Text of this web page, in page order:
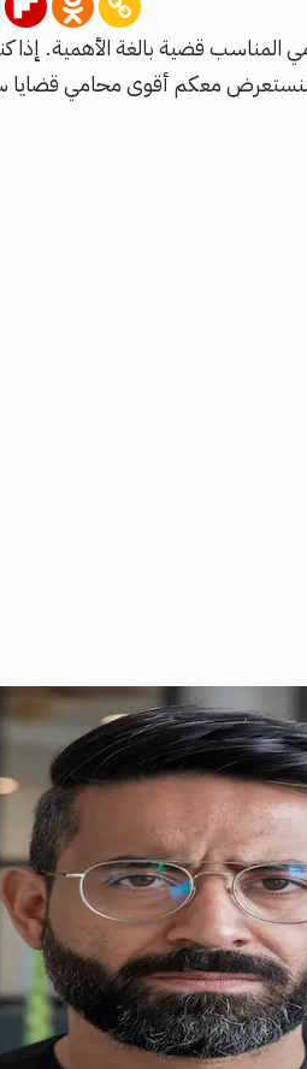
المناسب قضية بالغة
معكم أقوى محامي قضايا سب